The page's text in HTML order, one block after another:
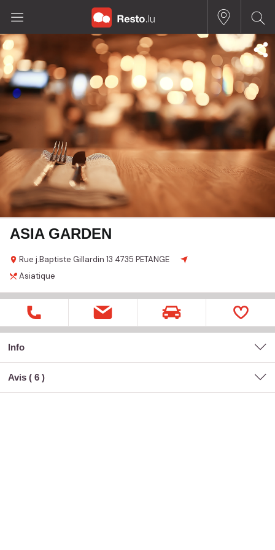
ASIA GARDEN
Rue j.Baptiste Gillardin 13 4735 PETANGE
Asiatique
Info
Avis ( 6 )